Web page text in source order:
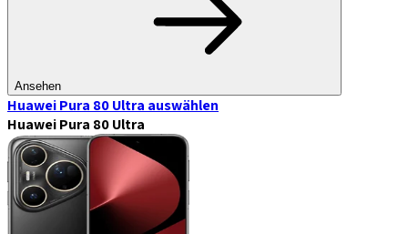
Ansehen
Huawei Pura 80 Ultra auswählen
Huawei Pura 80 Ultra